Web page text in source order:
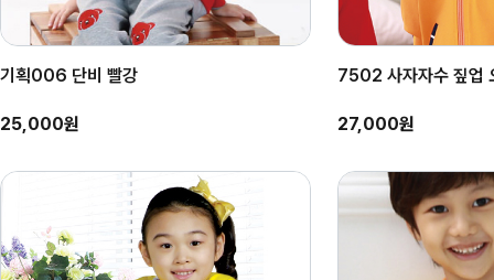
기획006 단비 빨강
25,000원
7502 사자자수 짚업
27,000원